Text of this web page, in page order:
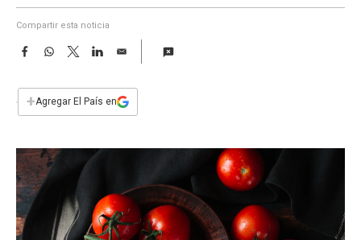
Compartir esta noticia
F
e
b
k
W
s
p
T
w
t
L
n
E
i
l
+Agregar El País en